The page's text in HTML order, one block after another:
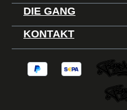
DIE GANG
KONTAKT